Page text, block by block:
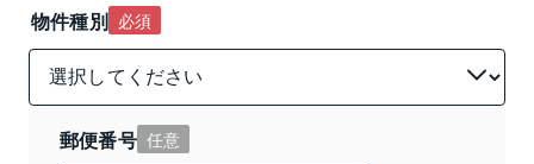
物件種別 必須
郵便番号 任意